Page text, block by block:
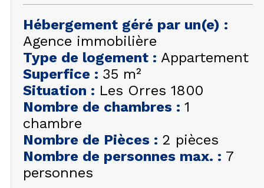
HIVER
+33 (0)4 92 44 19 17
Hébergement géré par un(e) :
Agence immobilière
Type de logement : Appartement
Superfice : 35 m²
Situation : Les Orres 1800
Nombre de chambres : 1
chambre
Nombre de Pièces : 2 pièces
Nombre de personnes max. : 7
personnes